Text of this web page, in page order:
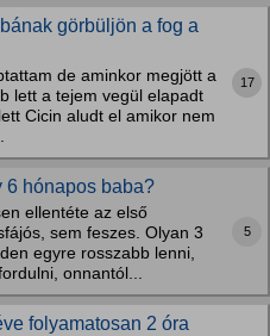
görbüljön a fog a
de aminkor megjött a
lett a tejem vegül elapadt
Cicin aludt el amikor nem
17
6 hónapos baba?
ellentéte az első
sem feszes. Olyan 3
egyre rosszabb lenni,
onnantól...
5
folyamatosan 2 óra